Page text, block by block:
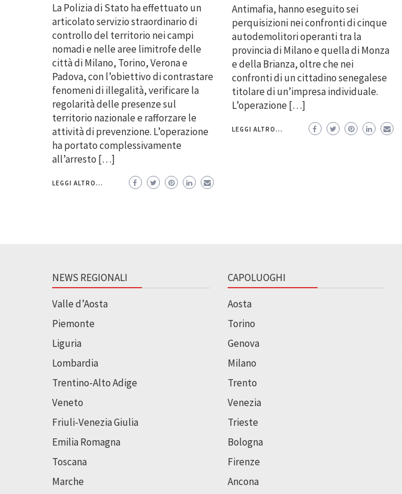
La Polizia di Stato ha effettuato un
articolato servizio straordinario di
controllo del territorio nei campi
nomadi e nelle aree limitrofe delle
città di Milano, Torino, Verona e
Padova, con l’obiettivo di contrastare
fenomeni di illegalità, verificare la
regolarità delle presenze sul
territorio nazionale e rafforzare le
attività di prevenzione. L’operazione
ha portato complessivamente
all’arresto […]
LEGGI ALTRO...
Antimafia, hanno eseguito sei
perquisizioni nei confronti di cinque
autodemolitori operanti tra la
provincia di Milano e quella di Monza
e della Brianza, oltre che nei
confronti di un cittadino senegalese
titolare di un’impresa individuale.
L’operazione […]
LEGGI ALTRO...
NEWS REGIONALI
Valle d’Aosta
Piemonte
Liguria
Lombardia
Trentino-Alto Adige
Veneto
Friuli-Venezia Giulia
Emilia Romagna
Toscana
Marche
CAPOLUOGHI
Aosta
Torino
Genova
Milano
Trento
Venezia
Trieste
Bologna
Firenze
Ancona